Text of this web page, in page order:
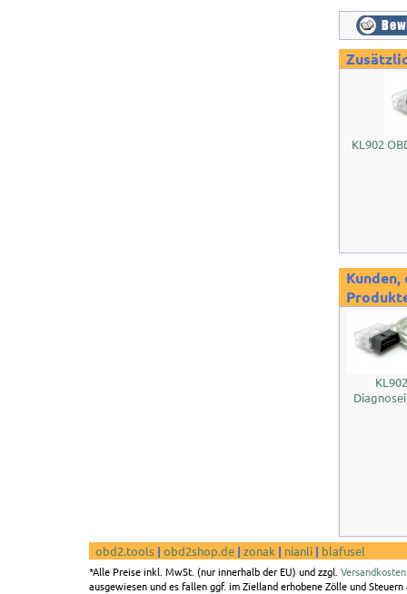
KL902
obd2.tools | obd2shop.de | zonak | nianli | blafusel
*Alle Preise inkl. MwSt. (nur innerhalb der EU) und zzgl. Versandkosten
ausgewiesen und es fallen ggf. im Zielland erhobene Zölle und